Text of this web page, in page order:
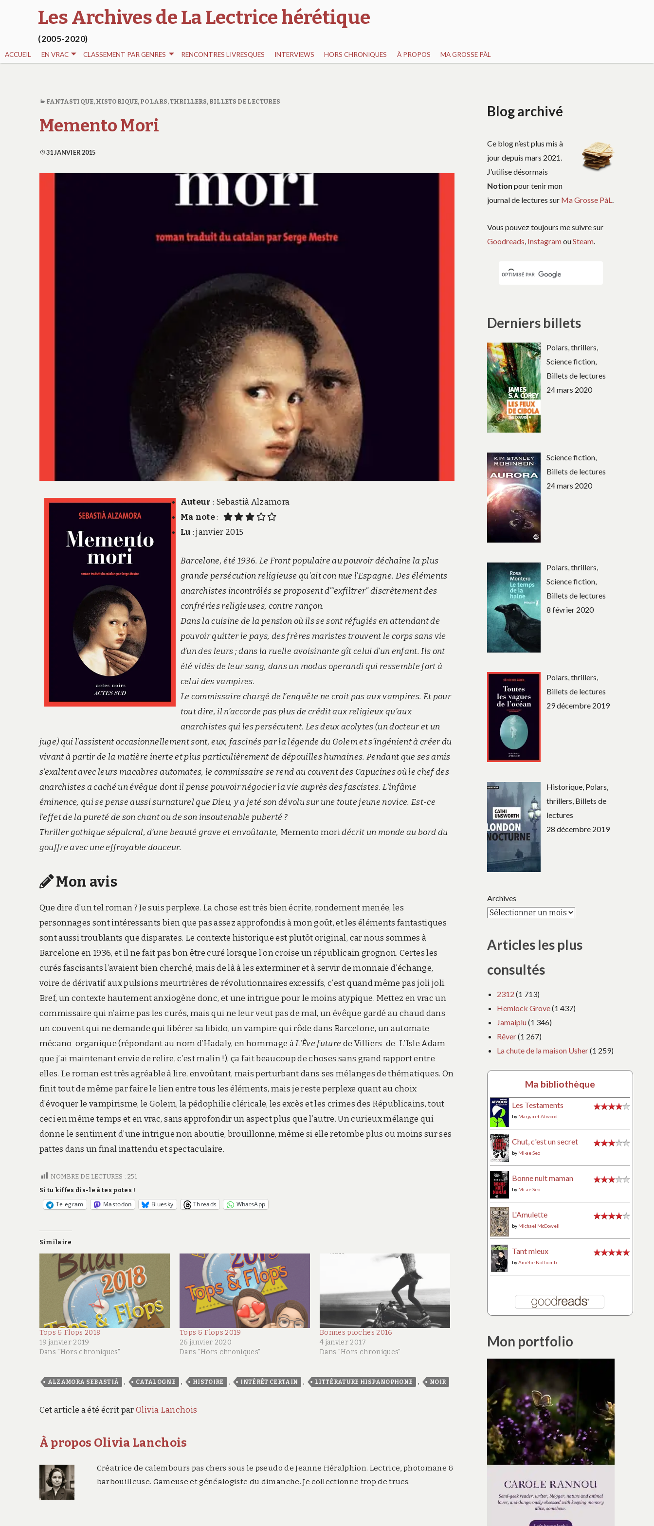
Les Archives de La Lectrice hérétique
(2005-2020)
ACCUEIL EN VRAC CLASSEMENT PAR GENRES RENCONTRES LIVRESQUES INTERVIEWS HORS CHRONIQUES À PROPOS MA GROSSE PÀL
FANTASTIQUE, HISTORIQUE, POLARS, THRILLERS, BILLETS DE LECTURES
Memento Mori
31 JANVIER 2015
Auteur : Sebastià Alzamora
Ma note:
Lu : janvier 2015
Barcelone, été 1936. Le Front populaire au pouvoir déchaîne la plus
grande persécution religieuse qu’ait con nue l’Espagne. Des éléments
anarchistes incontrôlés se proposent d’“exfiltrer” discrètement des
confréries religieuses, contre rançon.
Dans la cuisine de la pension où ils se sont réfugiés en attendant de
pouvoir quitter le pays, des frères maristes trouvent le corps sans vie
d’un des leurs ; dans la ruelle avoisinante gît celui d’un enfant. Ils ont
été vidés de leur sang, dans un modus operandi qui ressemble fort à
celui des vampires.
Le commissaire chargé de l’enquête ne croit pas aux vampires. Et pour
tout dire, il n’accorde pas plus de crédit aux religieux qu’aux
anarchistes qui les persécutent. Les deux acolytes (un docteur et un
juge) qui l’assistent occasionnellement sont, eux, fascinés par la légende du Golem et s’ingénient à créer du
vivant à partir de la matière inerte et plus particulièrement de dépouilles humaines. Pendant que ses amis
s’exaltent avec leurs macabres automates, le commissaire se rend au couvent des Capucines où le chef des
anarchistes a caché un évêque dont il pense pouvoir négocier la vie auprès des fascistes. L’infâme
éminence, qui se pense aussi surnaturel que Dieu, y a jeté son dévolu sur une toute jeune novice. Est-ce
l’effet de la pureté de son chant ou de son insoutenable puberté ?
Thriller gothique sépulcral, d’une beauté grave et envoûtante, Memento moridécrit un monde au bord du
gouffre avec une effroyable douceur.
Mon avis
Que dire d’un tel roman ? Je suis perplexe. La chose est très bien écrite, rondement menée, les
personnages sont intéressants bien que pas assez approfondis à mon goût, et les éléments fantastiques
sont aussi troublants que disparates. Le contexte historique est plutôt original, car nous sommes à
Barcelone en 1936, et il ne fait pas bon être curé lorsque l’on croise un républicain grognon. Certes les
curés fascisants l’avaient bien cherché, mais de là à les exterminer et à servir de monnaie d’échange,
voire de dérivatif aux pulsions meurtrières de révolutionnaires excessifs, c’est quand même pas joli joli.
Bref, un contexte hautement anxiogène donc, et une intrigue pour le moins atypique. Mettez en vrac un
commissaire qui n’aime pas les curés, mais qui ne leur veut pas de mal, un évêque gardé au chaud dans
un couvent qui ne demande qui libérer sa libido, un vampire qui rôde dans Barcelone, un automate
mécano-organique (répondant au nom d’Hadaly, en hommage àL’Ève future de Villiers-de-L’Isle Adam
que j’ai maintenant envie de relire, c’est malin !), ça fait beaucoup de choses sans grand rapport entre
elles. Le roman est très agréable à lire, envoûtant, mais perturbant dans ses mélanges de thématiques. On
finit tout de même par faire le lien entre tous les éléments, mais je reste perplexe quant au choix
d’évoquer le vampirisme, le Golem, la pédophilie cléricale, les excès et les crimes des Républicains, tout
ceci en même temps et en vrac, sans approfondir un aspect plus que l’autre. Un curieux mélange qui
donne le sentiment d’une intrigue non aboutie, brouillonne, même si elle retombe plus ou moins sur ses
pattes dans un final inattendu et spectaculaire.
NOMBRE DE LECTURES : 251
Si tu kiffes dis-le à tes potes !
Telegram Mastodon Bluesky Threads WhatsApp
Similaire
Tops & Flops 2018
19 janvier 2019
Dans "Hors chroniques"
Tops & Flops 2019
26 janvier 2020
Dans "Hors chroniques"
Bonnes pioches 2016
4 janvier 2017
Dans "Hors chroniques"
ALZAMORA SEBASTIÀ , CATALOGNE , HISTOIRE , INTÉRÊT CERTAIN , LITTÉRATURE HISPANOPHONE , NOIR
Cet article a été écrit parOlivia Lanchois
À propos Olivia Lanchois
Créatrice de calembours pas chers sous le pseudo de Jeanne Héralphion. Lectrice, photomane &
barbouilleuse. Gameuse et généalogiste du dimanche. Je collectionne trop de trucs.
Blog archivé
Ce blog n’est plus mis à
jour depuis mars 2021.
J’utilise désormais
Notion pour tenir mon
journal de lectures sur Ma Grosse PàL.
Vous pouvez toujours me suivre sur
Goodreads, InstagramouSteam.
Derniers billets
Polars, thrillers,
Science fiction,
Billets de lectures
24 mars 2020
Science fiction,
Billets de lectures
24 mars 2020
Polars, thrillers,
Science fiction,
Billets de lectures
8 février 2020
Polars, thrillers,
Billets de lectures
29 décembre 2019
Historique, Polars,
thrillers, Billets de
lectures
28 décembre 2019
Archives
Articles les plus
consultés
2312 (1 713)
Hemlock Grove(1 437)
Jamaiplu(1 346)
Rêver(1 267)
La chute de la maison Usher(1 259)
Ma bibliothèque
Les Testaments
by Margaret Atwood
Chut, c'est un secret
by Mi-ae Seo
Bonne nuit maman
by Mi-ae Seo
L'Amulette
by Michael McDowell
Tant mieux
byAmélie Nothomb
Mon portfolio